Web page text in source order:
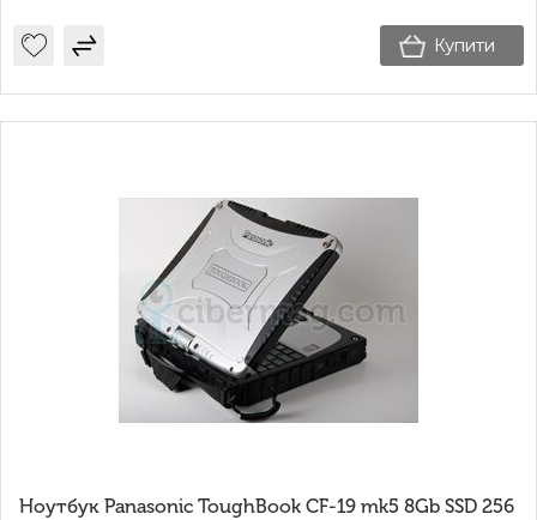
Купити
Ноутбук Panasonic ToughBook CF-19 mk5 8Gb SSD 256